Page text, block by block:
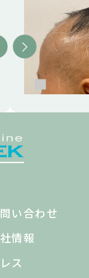
Next
い合わせ
情報
ス